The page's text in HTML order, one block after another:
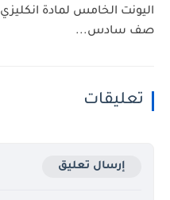
اليونت الخامس لمادة انكليزي
صف سادس...
تعليقات
إرسال تعليق